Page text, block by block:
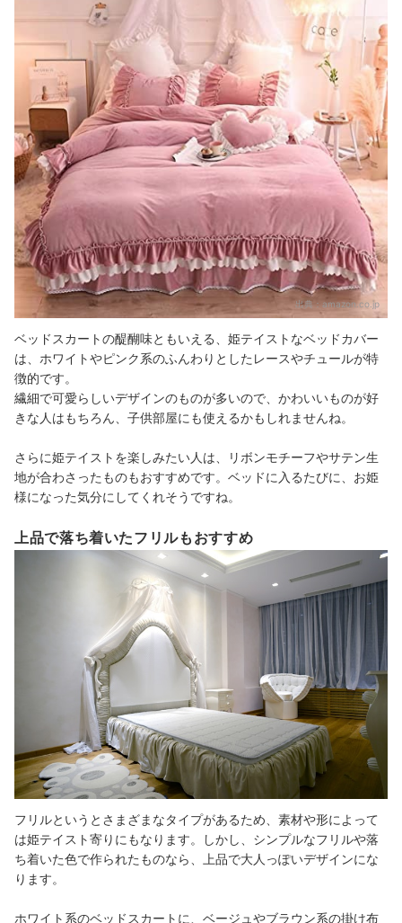
出典： amazon.co.jp
ベッドスカートの醍醐味ともいえる、姫テイストなベッドカバー
は、ホワイトやピンク系のふんわりとしたレースやチュールが特
徴的です。
繊細で可愛らしいデザインのものが多いので、かわいいものが好
きな人はもちろん、子供部屋にも使えるかもしれませんね。
さらに姫テイストを楽しみたい人は、リボンモチーフやサテン生
地が合わさったものもおすすめです。ベッドに入るたびに、お姫
様になった気分にしてくれそうですね。
上品で落ち着いたフリルもおすすめ
フリルというとさまざまなタイプがあるため、素材や形によって
は姫テイスト寄りにもなります。しかし、シンプルなフリルや落
ち着いた色で作られたものなら、上品で大人っぽいデザインにな
ります。
ホワイト系のベッドスカートに、ベージュやブラウン系の掛け布